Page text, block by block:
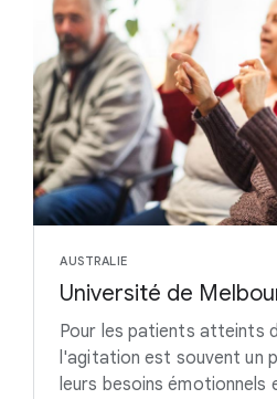
AUSTRALIE
Université de
Pour les patients atteints
l'agitation est souvent un
leurs besoins émotionnels